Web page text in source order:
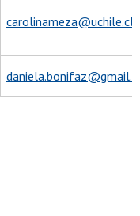
carolinameza@uchile.cl